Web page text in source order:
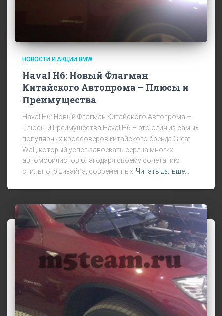
НОВОСТИ И АКЦИИ BMW
Haval H6: Новый Флагман
Китайского Автопрома – Плюсы и
Преимущества
Haval H6: Новый Флагман Китайского Автопрома –
Плюсы и Преимущества Haval H6 – это один из самых
популярных кроссоверов китайского бренда Great
Wall, который успел завоевать сердца многих
автомобилистов благодаря своему сочетанию
стильного дизайна, современных Читать дальше…